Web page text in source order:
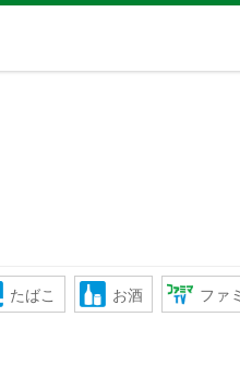
たばこ お酒 ファ